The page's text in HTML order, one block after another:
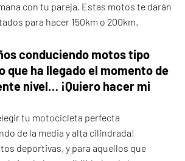
con tu pareja. Estas motos te darán
para hacer 150km o 200km.
conduciendo motos tipo
que ha llegado el momento de
nivel… ¡Quiero hacer mi
de la media y alta cilindrada!
deportivas, y para aquellos que